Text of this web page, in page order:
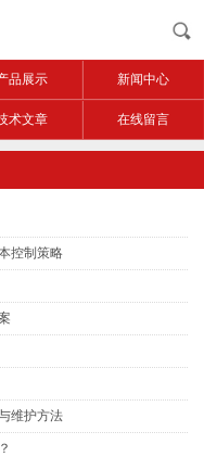
品展示 新闻中心
术文章 在线留言
控制策略
维护方法